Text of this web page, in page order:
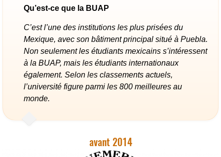
Qu’est-ce que la BUAP
C’est l’une des institutions les plus prisées du
Mexique, avec son bâtiment principal situé à Puebla.
Non seulement les étudiants mexicains s’intéressent
à la BUAP, mais les étudiants internationaux
également. Selon les classements actuels,
l’université figure parmi les 800 meilleures au
monde.
avant 2014